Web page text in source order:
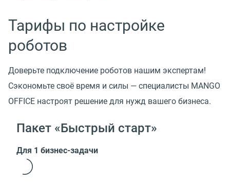
Тарифы по настройке
роботов
Доверьте подключение роботов нашим экспертам!
Сэкономьте своё время и силы — специалисты MANGO
OFFICE настроят решение для нужд вашего бизнеса.
Пакет «Быстрый старт»
Для 1 бизнес-задачи